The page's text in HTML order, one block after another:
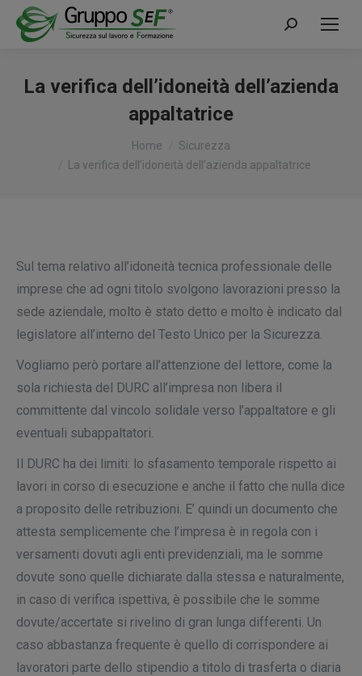
Cerca:
La verifica dell’idoneità dell’azienda
appaltatrice
Home
Sicurezza
La verifica dell’idoneità dell’azienda appaltatrice
Sul tema relativo all’idoneità tecnica professionale delle
imprese che ad ogni titolo svolgono lavorazioni presso la
sede aziendale, molto è stato detto e molto è indicato dal
legislatore all’interno del Testo Unico per la Sicurezza.
Vogliamo però portare all’attenzione del lettore, come la
sola richiesta del DURC all’impresa non libera il
committente dal vincolo solidale verso l’appaltatore e gli
eventuali subappaltatori.
Il DURC ha dei limiti: lo sfasamento temporale rispetto ai
lavori in corso di esecuzione e anche il fatto che nulla dice
a proposito delle retribuzioni. E’ quindi un documento che
attesta semplicemente che l’impresa è in regola con i
versamenti dovuti agli enti previdenziali, ma le somme
dovute sono quelle dichiarate dalla stessa e naturalmente,
in caso di verifica ispettiva, è possibile che le somme
dovute/accertate si rivelino di gran lunga differenti. Un
caso abbastanza frequente è quello di corrispondere ai
lavoratori parte dello stipendio a titolo di trasferta o diaria